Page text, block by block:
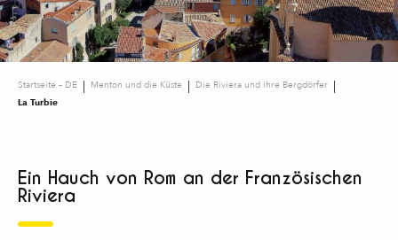
Startseite – DE Menton und die Küste
Die Riviera und ihre Bergdörfer
La Turbie
Ein Hauch von Rom an der Französischen
Riviera